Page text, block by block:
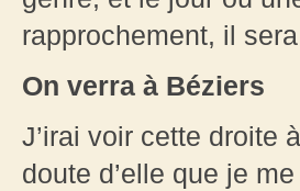
rapprochement, il
On verra à Béziers
J’irai voir cette droite
doute d’elle que je